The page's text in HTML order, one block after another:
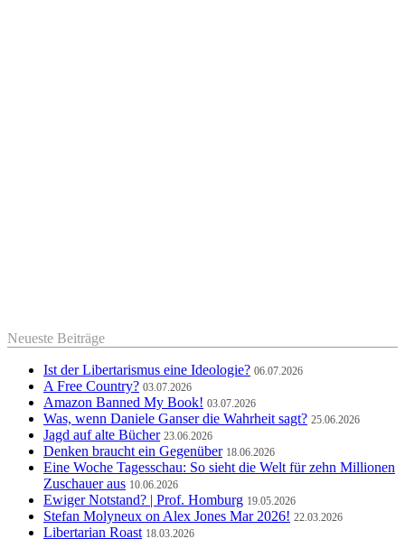
Neueste Beiträge
Ist der Libertarismus eine Ideologie? 06.07.2026
A Free Country? 03.07.2026
Amazon Banned My Book! 03.07.2026
Was, wenn Daniele Ganser die Wahrheit sagt? 25.06.2026
Jagd auf alte Bücher 23.06.2026
Denken braucht ein Gegenüber 18.06.2026
Eine Woche Tagesschau: So sieht die Welt für zehn Millionen
Zuschauer aus 10.06.2026
Ewiger Notstand? | Prof. Homburg 19.05.2026
Stefan Molyneux on Alex Jones Mar 2026! 22.03.2026
Libertarian Roast 18.03.2026